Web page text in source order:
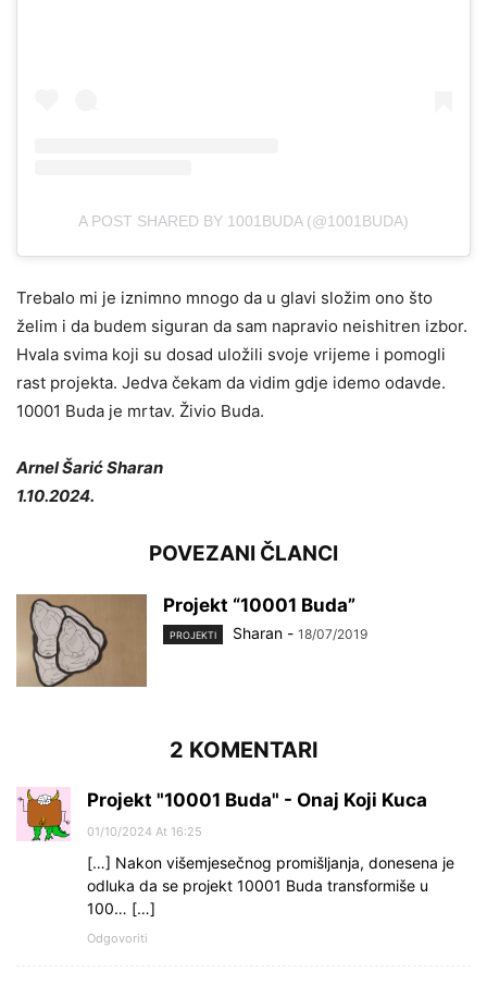
A POST SHARED BY 1001BUDA (@1001BUDA)
Trebalo mi je iznimno mnogo da u glavi složim ono što
želim i da budem siguran da sam napravio neishitren izbor.
Hvala svima koji su dosad uložili svoje vrijeme i pomogli
rast projekta. Jedva čekam da vidim gdje idemo odavde.
10001 Buda je mrtav. Živio Buda.
Arnel Šarić Sharan
1.10.2024.
POVEZANI ČLANCI
Projekt “10001 Buda”
PROJEKTI Sharan - 18/07/2019
2 KOMENTARI
Projekt "10001 Buda" - Onaj Koji Kuca
01/10/2024 At 16:25
[…] Nakon višemjesečnog promišljanja, donesena je
odluka da se projekt 10001 Buda transformiše u
100… […]
Odgovoriti